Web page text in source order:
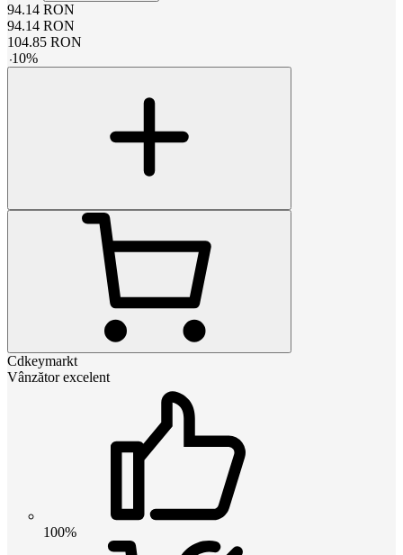
94.14 RON
94.14 RON
104.85 RON
-10%
Cdkeymarkt
Vânzător excelent
100%